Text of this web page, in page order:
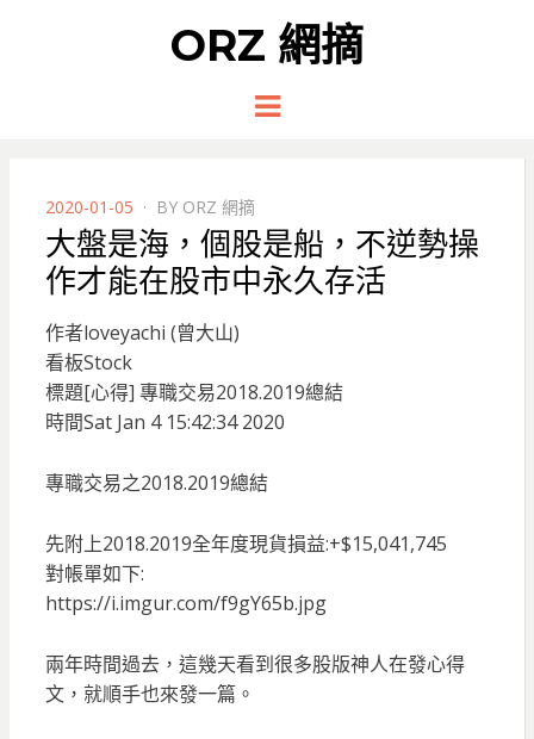
ORZ 網摘
Menu
POSTED
ON
2020-01-05 BY ORZ 網摘
大盤是海，個股是船，不逆勢操
作才能在股市中永久存活
作者loveyachi (曾大山)
看板Stock
標題[心得] 專職交易2018.2019總結
時間Sat Jan 4 15:42:34 2020
專職交易之2018.2019總結
先附上2018.2019全年度現貨損益:+$15,041,745
對帳單如下:
https://i.imgur.com/f9gY65b.jpg
兩年時間過去，這幾天看到很多股版神人在發心得
文，就順手也來發一篇。